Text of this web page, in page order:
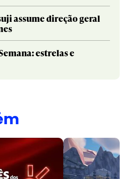
assume direção geral
estrelas e